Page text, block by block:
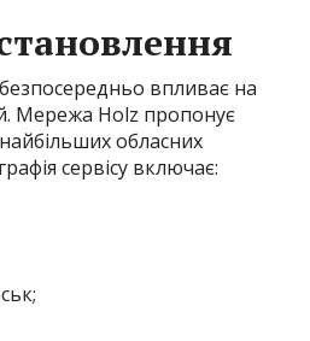
впливає на
Мережа Holz пропонує
обласних
сервісу включає: